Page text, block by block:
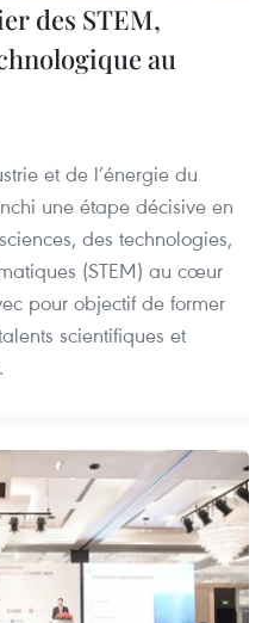
des STEM,
au
et de l’énergie du
une étape décisive en
des technologies,
(STEM) au cœur
pour objectif de former
scientifiques et